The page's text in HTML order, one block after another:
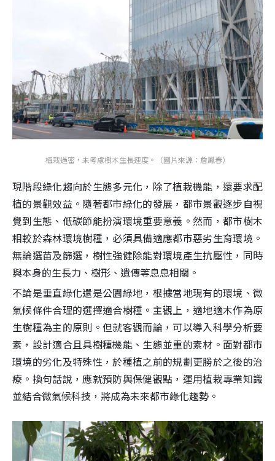
植栽過密，未考慮樹木生長速度。（圖片來源：詹鳳春）
現階段綠化趨向於生態多元化，除了植栽機能，還要求配
植的景觀效益。隨著都市綠化的發展，都市景觀逐步自視
覺到生態、低碳節能扮演環境重要意義。然而，都市樹木
相較於森林環境樹種，必須具備適應都市惡劣生育環境。
無論選苗及篩選，樹性強健除能對環境產生抗壓性，同時
與本身的生長力、樹形、遺傳等息息相關。
不論是垂直綠化還是公園綠地，根據當地現有的環境、微
氣候條件合理的選擇適合樹種。主觀上，適地適木作為原
生樹種為主的原則。但就客觀而論，可以導入科學分析要
素，設計適合且具樹種機能、生態並重的素材。面對都市
環境的劣化及特殊性，於種植之前的規劃更勝於之後的治
療。換句話說，應就預防與保健觀點，運用植栽專業知識
並結合微氣候科技，將成為未來都市綠化趨勢。